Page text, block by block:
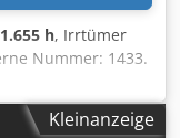
1.655 h, Irrtümer
Nummer: 1433.
Fahrzeug ist
gegen Aufpreis
vorbehalten.
Kleinanzeige